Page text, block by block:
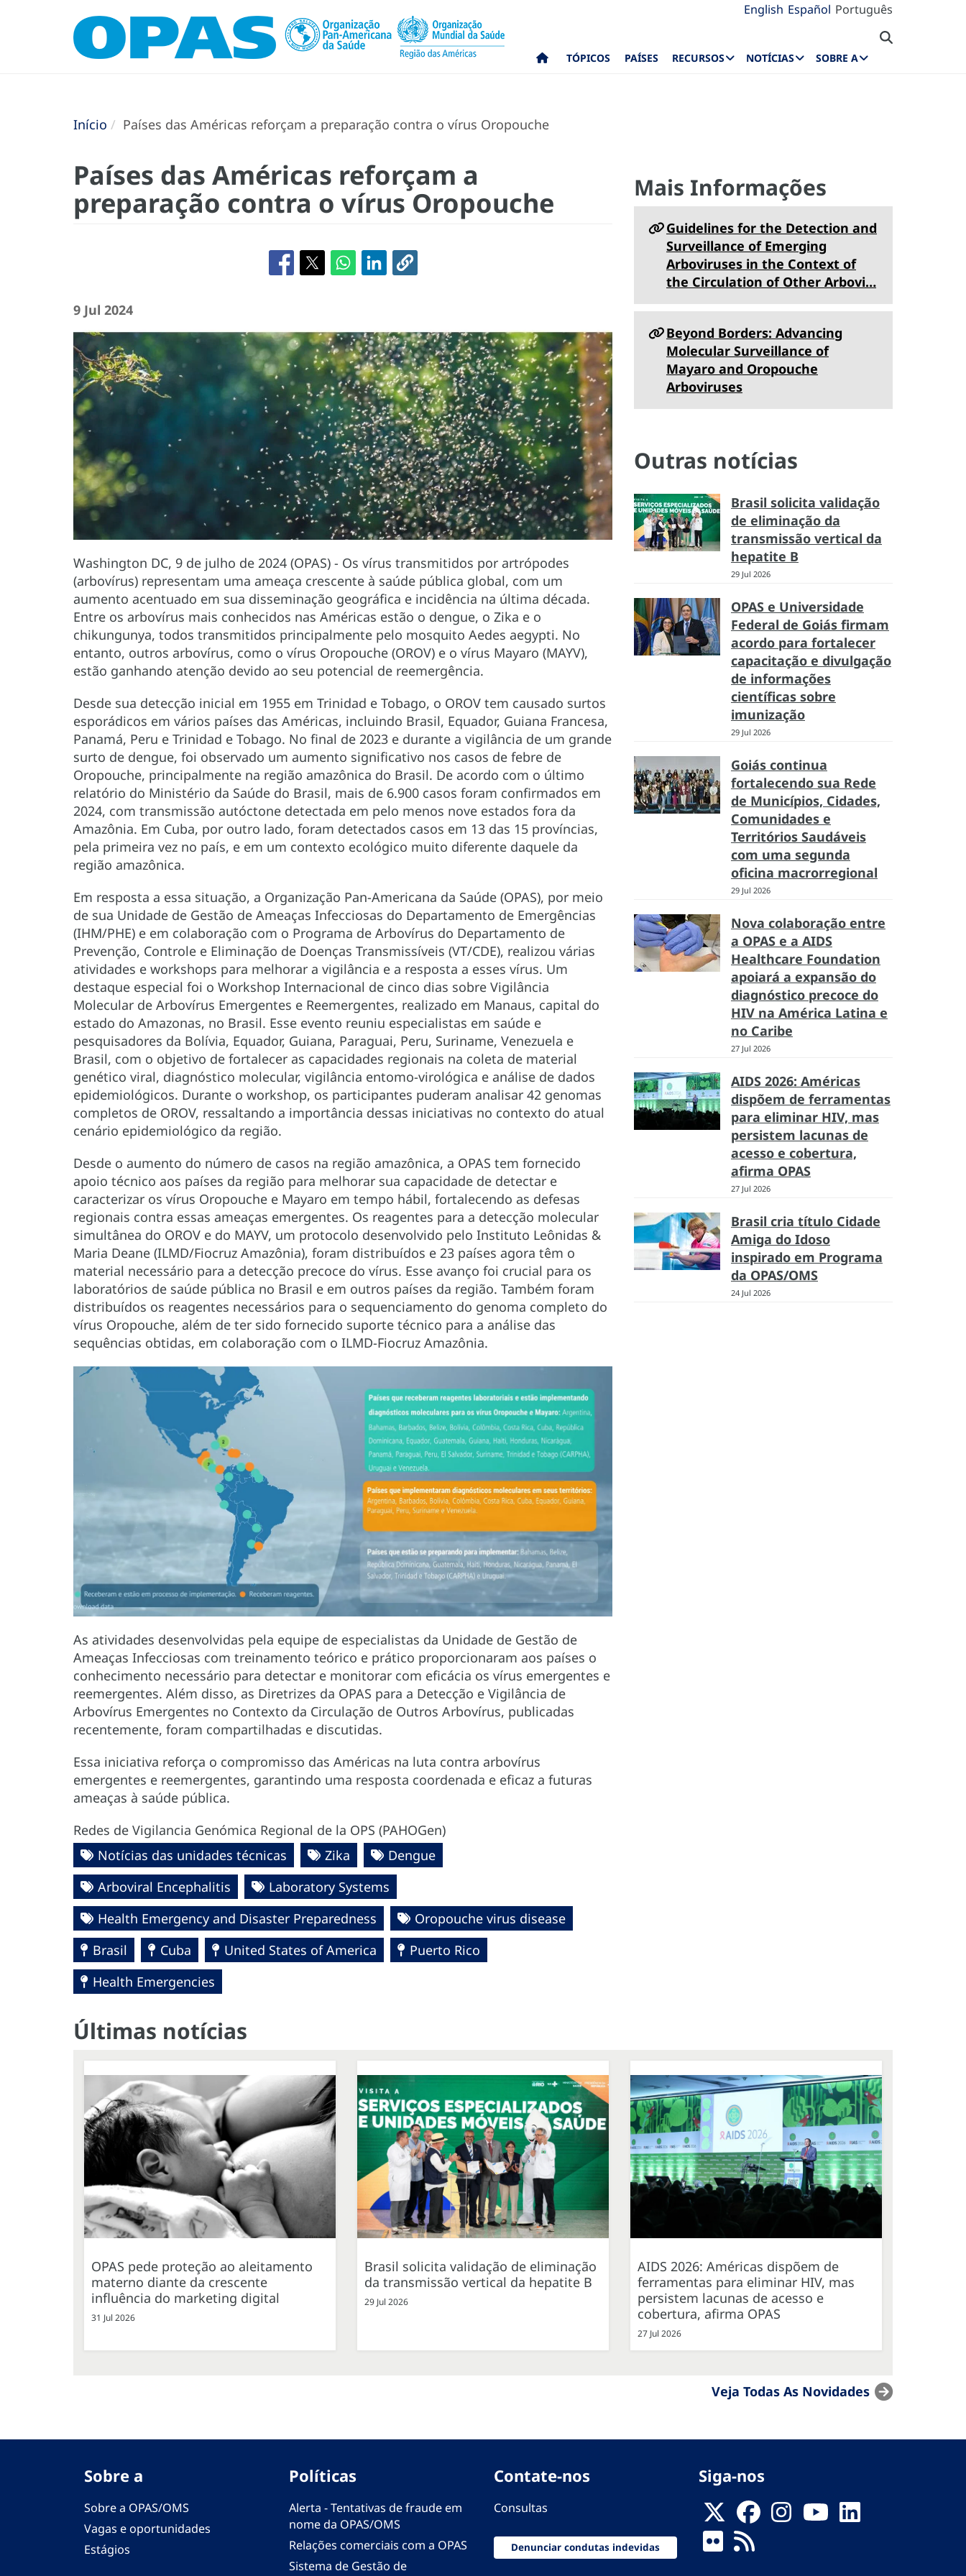
English Español Português
TÓPICOS PAÍSES RECURSOS NOTÍCIAS SOBRE A
Início Países das Américas reforçam a preparação contra o vírus Oropouche
Países das Américas reforçam a
preparação contra o vírus Oropouche
9 Jul 2024
Washington DC, 9 de julho de 2024 (OPAS) - Os vírus transmitidos por artrópodes
(arbovírus) representam uma ameaça crescente à saúde pública global, com um
aumento acentuado em sua disseminação geográfica e incidência na última década.
Entre os arbovírus mais conhecidos nas Américas estão o dengue, o Zika e o
chikungunya, todos transmitidos principalmente pelo mosquito Aedes aegypti. No
entanto, outros arbovírus, como o vírus Oropouche (OROV) e o vírus Mayaro (MAYV),
estão ganhando atenção devido ao seu potencial de reemergência.
Desde sua detecção inicial em 1955 em Trinidad e Tobago, o OROV tem causado surtos
esporádicos em vários países das Américas, incluindo Brasil, Equador, Guiana Francesa,
Panamá, Peru e Trinidad e Tobago. No final de 2023 e durante a vigilância de um grande
surto de dengue, foi observado um aumento significativo nos casos de febre de
Oropouche, principalmente na região amazônica do Brasil. De acordo com o último
relatório do Ministério da Saúde do Brasil, mais de 6.900 casos foram confirmados em
2024, com transmissão autóctone detectada em pelo menos nove estados fora da
Amazônia. Em Cuba, por outro lado, foram detectados casos em 13 das 15 províncias,
pela primeira vez no país, e em um contexto ecológico muito diferente daquele da
região amazônica.
Em resposta a essa situação, a Organização Pan-Americana da Saúde (OPAS), por meio
de sua Unidade de Gestão de Ameaças Infecciosas do Departamento de Emergências
(IHM/PHE) e em colaboração com o Programa de Arbovírus do Departamento de
Prevenção, Controle e Eliminação de Doenças Transmissíveis (VT/CDE), realizou várias
atividades e workshops para melhorar a vigilância e a resposta a esses vírus. Um
destaque especial foi o Workshop Internacional de cinco dias sobre Vigilância
Molecular de Arbovírus Emergentes e Reemergentes, realizado em Manaus, capital do
estado do Amazonas, no Brasil. Esse evento reuniu especialistas em saúde e
pesquisadores da Bolívia, Equador, Guiana, Paraguai, Peru, Suriname, Venezuela e
Brasil, com o objetivo de fortalecer as capacidades regionais na coleta de material
genético viral, diagnóstico molecular, vigilância entomo-virológica e análise de dados
epidemiológicos. Durante o workshop, os participantes puderam analisar 42 genomas
completos de OROV, ressaltando a importância dessas iniciativas no contexto do atual
cenário epidemiológico da região.
Desde o aumento do número de casos na região amazônica, a OPAS tem fornecido
apoio técnico aos países da região para melhorar sua capacidade de detectar e
caracterizar os vírus Oropouche e Mayaro em tempo hábil, fortalecendo as defesas
regionais contra essas ameaças emergentes. Os reagentes para a detecção molecular
simultânea do OROV e do MAYV, um protocolo desenvolvido pelo Instituto Leônidas &
Maria Deane (ILMD/Fiocruz Amazônia), foram distribuídos e 23 países agora têm o
material necessário para a detecção precoce do vírus. Esse avanço foi crucial para os
laboratórios de saúde pública no Brasil e em outros países da região. Também foram
distribuídos os reagentes necessários para o sequenciamento do genoma completo do
vírus Oropouche, além de ter sido fornecido suporte técnico para a análise das
sequências obtidas, em colaboração com o ILMD-Fiocruz Amazônia.
As atividades desenvolvidas pela equipe de especialistas da Unidade de Gestão de
Ameaças Infecciosas com treinamento teórico e prático proporcionaram aos países o
conhecimento necessário para detectar e monitorar com eficácia os vírus emergentes e
reemergentes. Além disso, as Diretrizes da OPAS para a Detecção e Vigilância de
Arbovírus Emergentes no Contexto da Circulação de Outros Arbovírus, publicadas
recentemente, foram compartilhadas e discutidas.
Essa iniciativa reforça o compromisso das Américas na luta contra arbovírus
emergentes e reemergentes, garantindo uma resposta coordenada e eficaz a futuras
ameaças à saúde pública.
Redes de Vigilancia Genómica Regional de la OPS (PAHOGen)
Notícias das unidades técnicas
Zika
Dengue
Arboviral Encephalitis
Laboratory Systems
Health Emergency and Disaster Preparedness
Oropouche virus disease
Brasil
Cuba United States of America
Puerto Rico
Health Emergencies
Mais Informações
Guidelines for the Detection and
Surveillance of Emerging
Arboviruses in the Context of
the Circulation of Other Arbovi…
Beyond Borders: Advancing
Molecular Surveillance of
Mayaro and Oropouche
Arboviruses
Outras notícias
Brasil solicita validação
de eliminação da
transmissão vertical da
hepatite B
29 Jul 2026
OPAS e Universidade
Federal de Goiás firmam
acordo para fortalecer
capacitação e divulgação
de informações
científicas sobre
imunização
29 Jul 2026
Goiás continua
fortalecendo sua Rede
de Municípios, Cidades,
Comunidades e
Territórios Saudáveis
com uma segunda
oficina macrorregional
29 Jul 2026
Nova colaboração entre
a OPAS e a AIDS
Healthcare Foundation
apoiará a expansão do
diagnóstico precoce do
HIV na América Latina e
no Caribe
27 Jul 2026
AIDS 2026: Américas
dispõem de ferramentas
para eliminar HIV, mas
persistem lacunas de
acesso e cobertura,
afirma OPAS
27 Jul 2026
Brasil cria título Cidade
Amiga do Idoso
inspirado em Programa
da OPAS/OMS
24 Jul 2026
Últimas notícias
OPAS pede proteção ao aleitamento
materno diante da crescente
influência do marketing digital
31 Jul 2026
Brasil solicita validação de eliminação
da transmissão vertical da hepatite B
29 Jul 2026
AIDS 2026: Américas dispõem de
ferramentas para eliminar HIV, mas
persistem lacunas de acesso e
cobertura, afirma OPAS
27 Jul 2026
Veja Todas As Novidades
Sobre a
Sobre a OPAS/OMS
Vagas e oportunidades
Estágios
Políticas
Alerta - Tentativas de fraude em
nome da OPAS/OMS
Relações comerciais com a OPAS
Sistema de Gestão de
Contate-nos
Consultas
Denunciar condutas indevidas
Siga-nos